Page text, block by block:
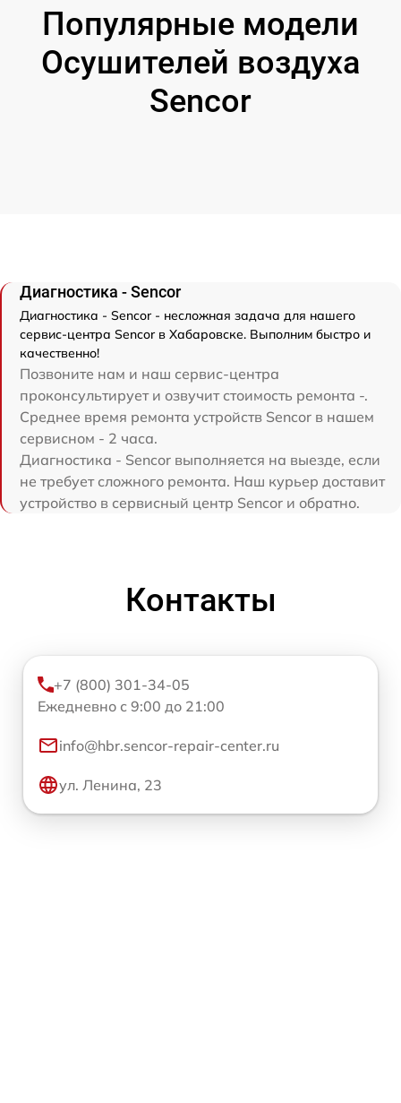
Популярные модели
Осушителей воздуха
Sencor
Диагностика - Sencor
Диагностика - Sencor - несложная задача для нашего
сервис-центра Sencor в Хабаровске. Выполним быстро и
качественно!
Позвоните нам и наш сервис-центра
проконсультирует и озвучит стоимость ремонта -.
Среднее время ремонта устройств Sencor в нашем
сервисном - 2 часа.
Диагностика - Sencor выполняется на выезде, если
не требует сложного ремонта. Наш курьер доставит
устройство в сервисный центр Sencor и обратно.
Контакты
+7 (800) 301-34-05
Ежедневно с 9:00 до 21:00
info@hbr.sencor-repair-center.ru
ул. Ленина, 23